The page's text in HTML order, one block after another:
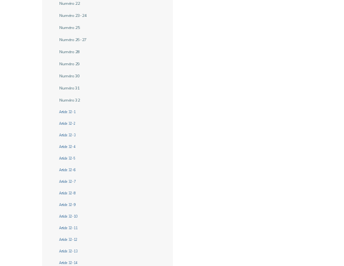
Numéro 22
Numéro 23-24
Numéro 25
Numéro 26-27
Numéro 28
Numéro 29
Numéro 30
Numéro 31
Numéro 32
Article 32-1
Article 32-2
Article 32-3
Article 32-4
Article 32-5
Article 32-6
Article 32-7
Article 32-8
Article 32-9
Article 32-10
Article 32-11
Article 32-12
Article 32-13
Article 32-14